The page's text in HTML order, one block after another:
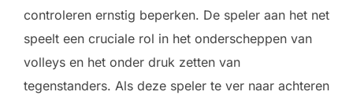
controleren ernstig beperken. De speler aan het net
speelt een cruciale rol in het onderscheppen van
volleys en het onder druk zetten van
tegenstanders. Als deze speler te ver naar achteren